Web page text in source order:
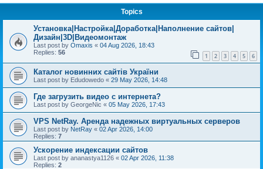
Topics
Установка|Настройка|Доработка|Наполнение сайтов|
Дизайн|3D|Видеомонтаж
Last post by Omaxis « 04 Aug 2026, 18:43
Replies: 56 1 2 3 4 5 6
Каталог новинних сайтів України
Last post by Edudowedo « 29 May 2026, 14:48
Где загрузить видео с интернета?
Last post by GeorgeNic « 05 May 2026, 17:43
VPS NetRay. Аренда надежных виртуальных серверов
Last post by NetRay « 02 Apr 2026, 14:00
Replies: 7
Ускорение индексации сайтов
Last post by ananastya1126 « 02 Apr 2026, 11:38
Replies: 2